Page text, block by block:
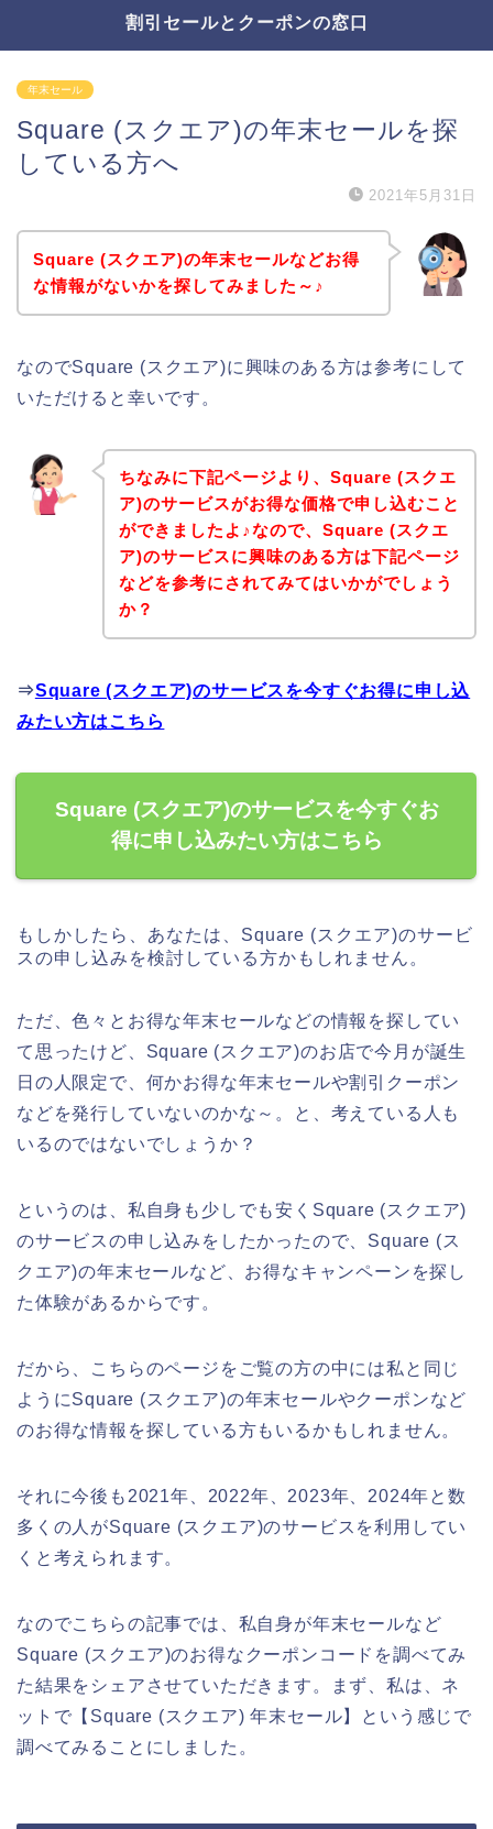
割引セールとクーポンの窓口
年末セール
Square (スクエア)の年末セールを探
している方へ
2021年5月31日
Square (スクエア)の年末セールなどお得
な情報がないかを探してみました～♪
なのでSquare (スクエア)に興味のある方は参考にして
いただけると幸いです。
ちなみに下記ページより、Square (スクエ
ア)のサービスがお得な価格で申し込むこと
ができましたよ♪なので、Square (スクエ
ア)のサービスに興味のある方は下記ページ
などを参考にされてみてはいかがでしょう
か？
⇒Square (スクエア)のサービスを今すぐお得に申し込
みたい方はこちら
Square (スクエア)のサービスを今すぐお
得に申し込みたい方はこちら
もしかしたら、あなたは、Square (スクエア)のサービ
スの申し込みを検討している方かもしれません。
ただ、色々とお得な年末セールなどの情報を探してい
て思ったけど、Square (スクエア)のお店で今月が誕生
日の人限定で、何かお得な年末セールや割引クーポン
などを発行していないのかな～。と、考えている人も
いるのではないでしょうか？
というのは、私自身も少しでも安くSquare (スクエア)
のサービスの申し込みをしたかったので、Square (ス
クエア)の年末セールなど、お得なキャンペーンを探し
た体験があるからです。
だから、こちらのページをご覧の方の中には私と同じ
ようにSquare (スクエア)の年末セールやクーポンなど
のお得な情報を探している方もいるかもしれません。
それに今後も2021年、2022年、2023年、2024年と数
多くの人がSquare (スクエア)のサービスを利用してい
くと考えられます。
なのでこちらの記事では、私自身が年末セールなど
Square (スクエア)のお得なクーポンコードを調べてみ
た結果をシェアさせていただきます。まず、私は、ネ
ットで【Square (スクエア) 年末セール】という感じで
調べてみることにしました。